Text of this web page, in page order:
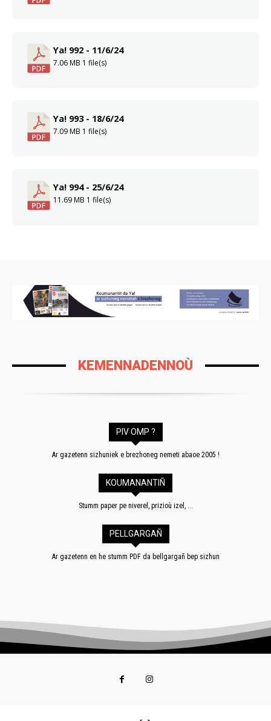
Ya! 992 - 11/6/24
7.06 MB 1 file(s)
Ya! 993 - 18/6/24
7.09 MB 1 file(s)
Ya! 994 - 25/6/24
11.69 MB 1 file(s)
KEMENNADENNOÙ
PIV OMP ?
Ar gazetenn sizhuniek e brezhoneg nemeti abaoe 2005 !
KOUMANANTIÑ
Stumm paper pe niverel, prizioù izel, ...
PELLGARGAÑ
Ar gazetenn en he stumm PDF da bellgargañ bep sizhun